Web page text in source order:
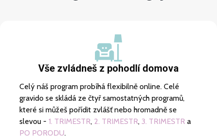
Vše zvládneš z pohodlí domova
Celý náš program probíhá flexibilně online. Celé
gravido se skládá ze čtyř samostatných programů,
které si můžeš pořídit zvlášť nebo hromadně se
slevou - 1. TRIMESTR, 2. TRIMESTR, 3. TRIMESTR a
PO PORODU.